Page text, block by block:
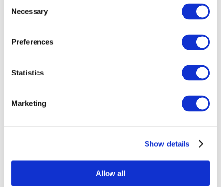
Selection
Necessary
Preferences
Statistics
Marketing
Show details
Allow all
Заходи
Наша спецпропозиція
Без піджанру